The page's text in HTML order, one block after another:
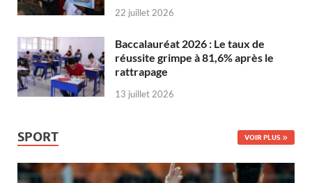
22 juillet 2026
Baccalauréat 2026 : Le taux de
réussite grimpe à 81,6% après le
rattrapage
13 juillet 2026
SPORT VOIR PLUS